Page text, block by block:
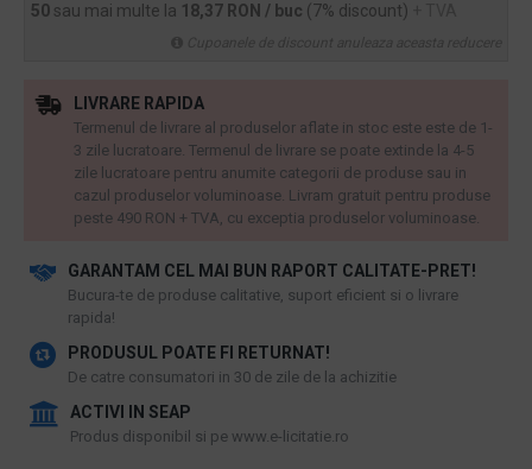
50 sau mai multe la 18,37 RON / buc (7% discount)
GARANTAM CEL MAI BUN RAPORT CALITATE-PRET!
​Bucura-te de produse calitative, suport eficient si o livrare
rapida!
PRODUSUL POATE FI RETURNAT!
De catre consumatori in 30 de zile de la achizitie
ACTIVI IN SEAP
Produs disponibil si pe www.e-licitatie.ro
LIVRARE RAPIDA
Termenul de livrare al produselor aflate in stoc este este de 1-
3 zile lucratoare. Termenul de livrare se poate extinde la 4-5
zile lucratoare pentru anumite categorii de produse sau in
cazul produselor voluminoase. Livram gratuit pentru produse
peste 490 RON + TVA, cu exceptia produselor voluminoase.